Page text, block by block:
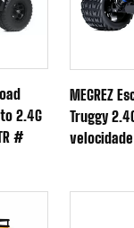
2.4G
#
MEGREZ
Truggy
velocidade